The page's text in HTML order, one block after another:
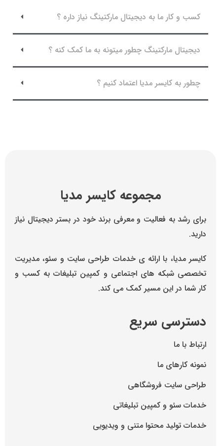
کسب و کار ما به دیجیتال مارکتینگ نیاز داره ؟
دیجیتال مارکتینگ چطور میتونه به ما کمک کنه ؟
چطور به کایسر مدیا اعتماد کنیم ؟
مجموعه کایسر مدیا
برای رشد به فعالیت و معرفی برند خود در بستر دیجیتال نیاز
دارید.
کایسر مدیا، با ارائه ی خدمات طراحی سایت و سئو، مدیریت
تخصصی شبکه های اجتماعی و کمپین تبلیغات به کسب و
کار شما در این مسیر کمک می کند.
دسترسی سریع
ارتباط با ما
نمونه کارهای ما
طراحی سایت فروشگاهی
خدمات سئو و کمپین تبلیغاتی
خدمات تولید محتوا متنی و ویدیویی